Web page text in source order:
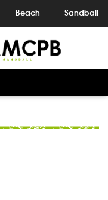
Beach Sandball